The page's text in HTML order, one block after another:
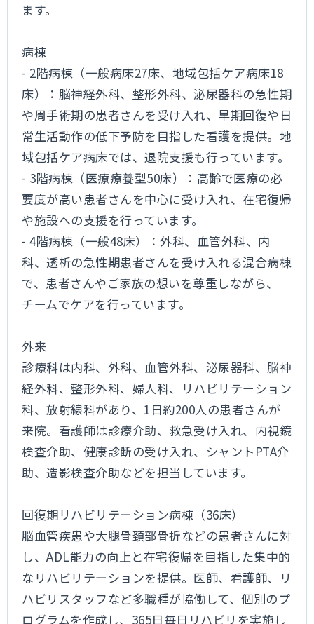
ます。
病棟
- 2階病棟（一般病床27床、地域包括ケア病床18
床）：脳神経外科、整形外科、泌尿器科の急性期
や周手術期の患者さんを受け入れ、早期回復や日
常生活動作の低下予防を目指した看護を提供。地
域包括ケア病床では、退院支援も行っています。
- 3階病棟（医療療養型50床）：高齢で医療の必
要度が高い患者さんを中心に受け入れ、在宅復帰
や施設への支援を行っています。
- 4階病棟（一般48床）：外科、血管外科、内
科、透析の急性期患者さんを受け入れる混合病棟
で、患者さんやご家族の想いを尊重しながら、
チームでケアを行っています。
外来
診療科は内科、外科、血管外科、泌尿器科、脳神
経外科、整形外科、婦人科、リハビリテーション
科、放射線科があり、1日約200人の患者さんが
来院。看護師は診療介助、救急受け入れ、内視鏡
検査介助、健康診断の受け入れ、シャントPTA介
助、造影検査介助などを担当しています。
回復期リハビリテーション病棟（36床）
脳血管疾患や大腿骨頚部骨折などの患者さんに対
し、ADL能力の向上と在宅復帰を目指した集中的
なリハビリテーションを提供。医師、看護師、リ
ハビリスタッフなど多職種が協働して、個別のプ
ログラムを作成し、365日毎日リハビリを実施し